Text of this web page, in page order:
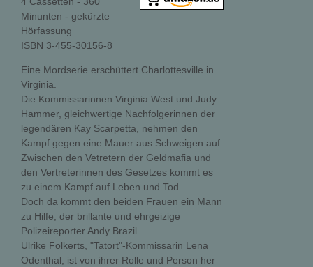
Minunten - gekürzte
Hörfassung
ISBN 3-455-30156-8
Eine Mordserie erschüttert Charlottesville in
Virginia.
Die Kommissarinnen Virginia West und Judy
Hammer, gleichwertige Nachfolgerinnen der
legendären Kay Scarpetta, nehmen den
Kampf gegen eine Mauer aus Schweigen auf.
Zwischen den Vetretern der Geldmafia und
den Vertreterinnen des Gesetzes kommt es
zu einem Kampf auf Leben und Tod.
Doch da kommt den beiden Frauen ein Mann
zu Hilfe, der brillante und ehrgeizige
Polizeireporter Andy Brazil.
Ulrike Folkerts, "Tatort"-Kommissarin Lena
Odenthal, ist von ihrer Rolle und Person her